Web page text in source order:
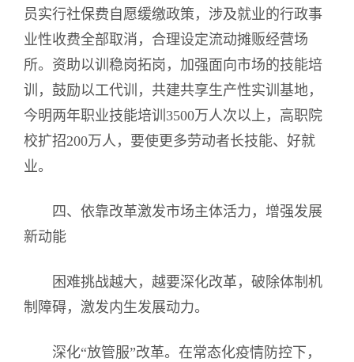
员实行社保费自愿缓缴政策，涉及就业的行政事
业性收费全部取消，合理设定流动摊贩经营场
所。资助以训稳岗拓岗，加强面向市场的技能培
训，鼓励以工代训，共建共享生产性实训基地，
今明两年职业技能培训3500万人次以上，高职院
校扩招200万人，要使更多劳动者长技能、好就
业。
四、依靠改革激发市场主体活力，增强发展
新动能
困难挑战越大，越要深化改革，破除体制机
制障碍，激发内生发展动力。
深化“放管服”改革。在常态化疫情防控下，